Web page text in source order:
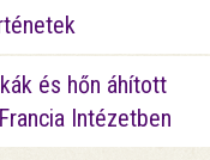
és hőn áhított
Intézetben